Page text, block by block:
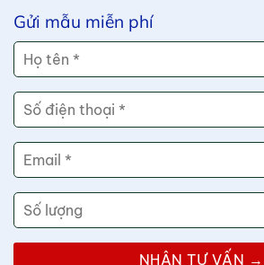
Gửi mẫu miễn phí